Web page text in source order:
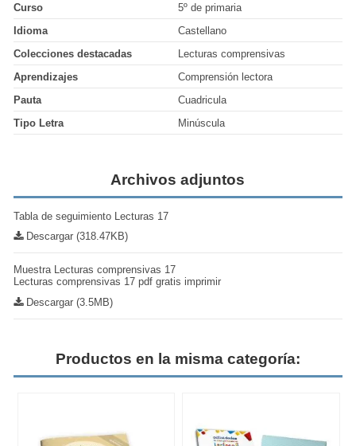
Curso
5º de primaria
Idioma
Castellano
Colecciones destacadas
Lecturas comprensivas
Aprendizajes
Comprensión lectora
Pauta
Cuadricula
Tipo Letra
Minúscula
Archivos adjuntos
Tabla de seguimiento Lecturas 17
Descargar (318.47KB)
Muestra Lecturas comprensivas 17
Lecturas comprensivas 17 pdf gratis imprimir
Descargar (3.5MB)
Productos en la misma categoría: